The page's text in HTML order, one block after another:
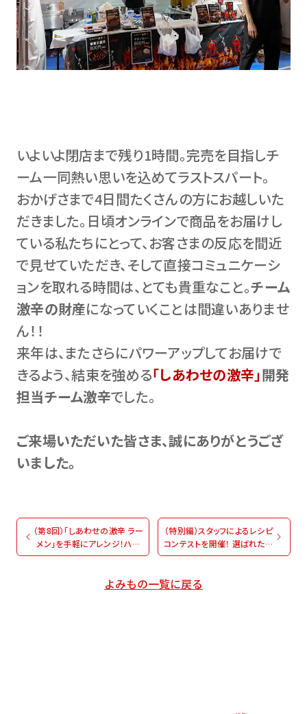
いよいよ閉店まで残り1時間。完売を目指しチ
ーム一同熱い思いを込めてラストスパート。
おかげさまで4日間たくさんの方にお越しいた
だきました。日頃オンラインで商品をお届けし
ている私たちにとって、お客さまの反応を間近
で見せていただき、そして直接コミュニケーシ
ョンを取れる時間は、とても貴重なこと。チーム
激辛の財産になっていくことは間違いありませ
ん！！
来年は、またさらにパワーアップしてお届けで
きるよう、結束を強める「しあわせの激辛」開発
担当チーム激辛でした。
ご来場いただいた皆さま、誠にありがとうござ
いました。
（第8回）「しあわせの激辛 ラー
メン」を手軽にアレンジ！ハウ
スの激辛好き社員presents！
よみもの一覧に戻る
（特別編）スタッフによるレシピ
コンテストを開催！ 選ばれたの
は…？スタッフイチオシ激辛レ